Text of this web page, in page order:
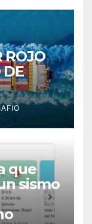
ROJO
DE
que
sismo